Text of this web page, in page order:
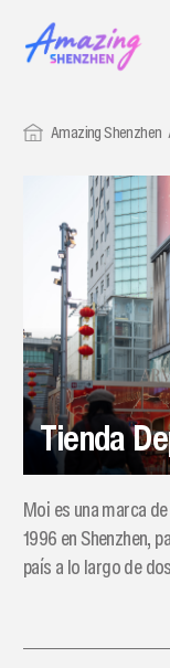
Amazing Shenzhen
Tienda
Moi es una marca
1996 en Shenzhen,
país a lo largo de